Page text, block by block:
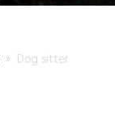
» Dog sitter